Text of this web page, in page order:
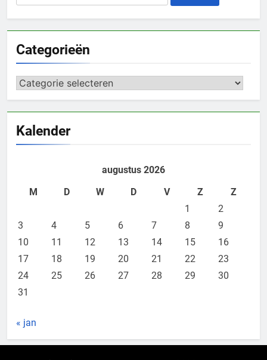
naar:
Categorieën
Categorieën
Kalender
augustus 2026
M
D W D V Z
Z
1
2
3
4 5 6 7 8
9
10
11 12 13 14 15
16
17
18 19 20 21 22
23
24
25 26 27 28 29
30
31
« jan